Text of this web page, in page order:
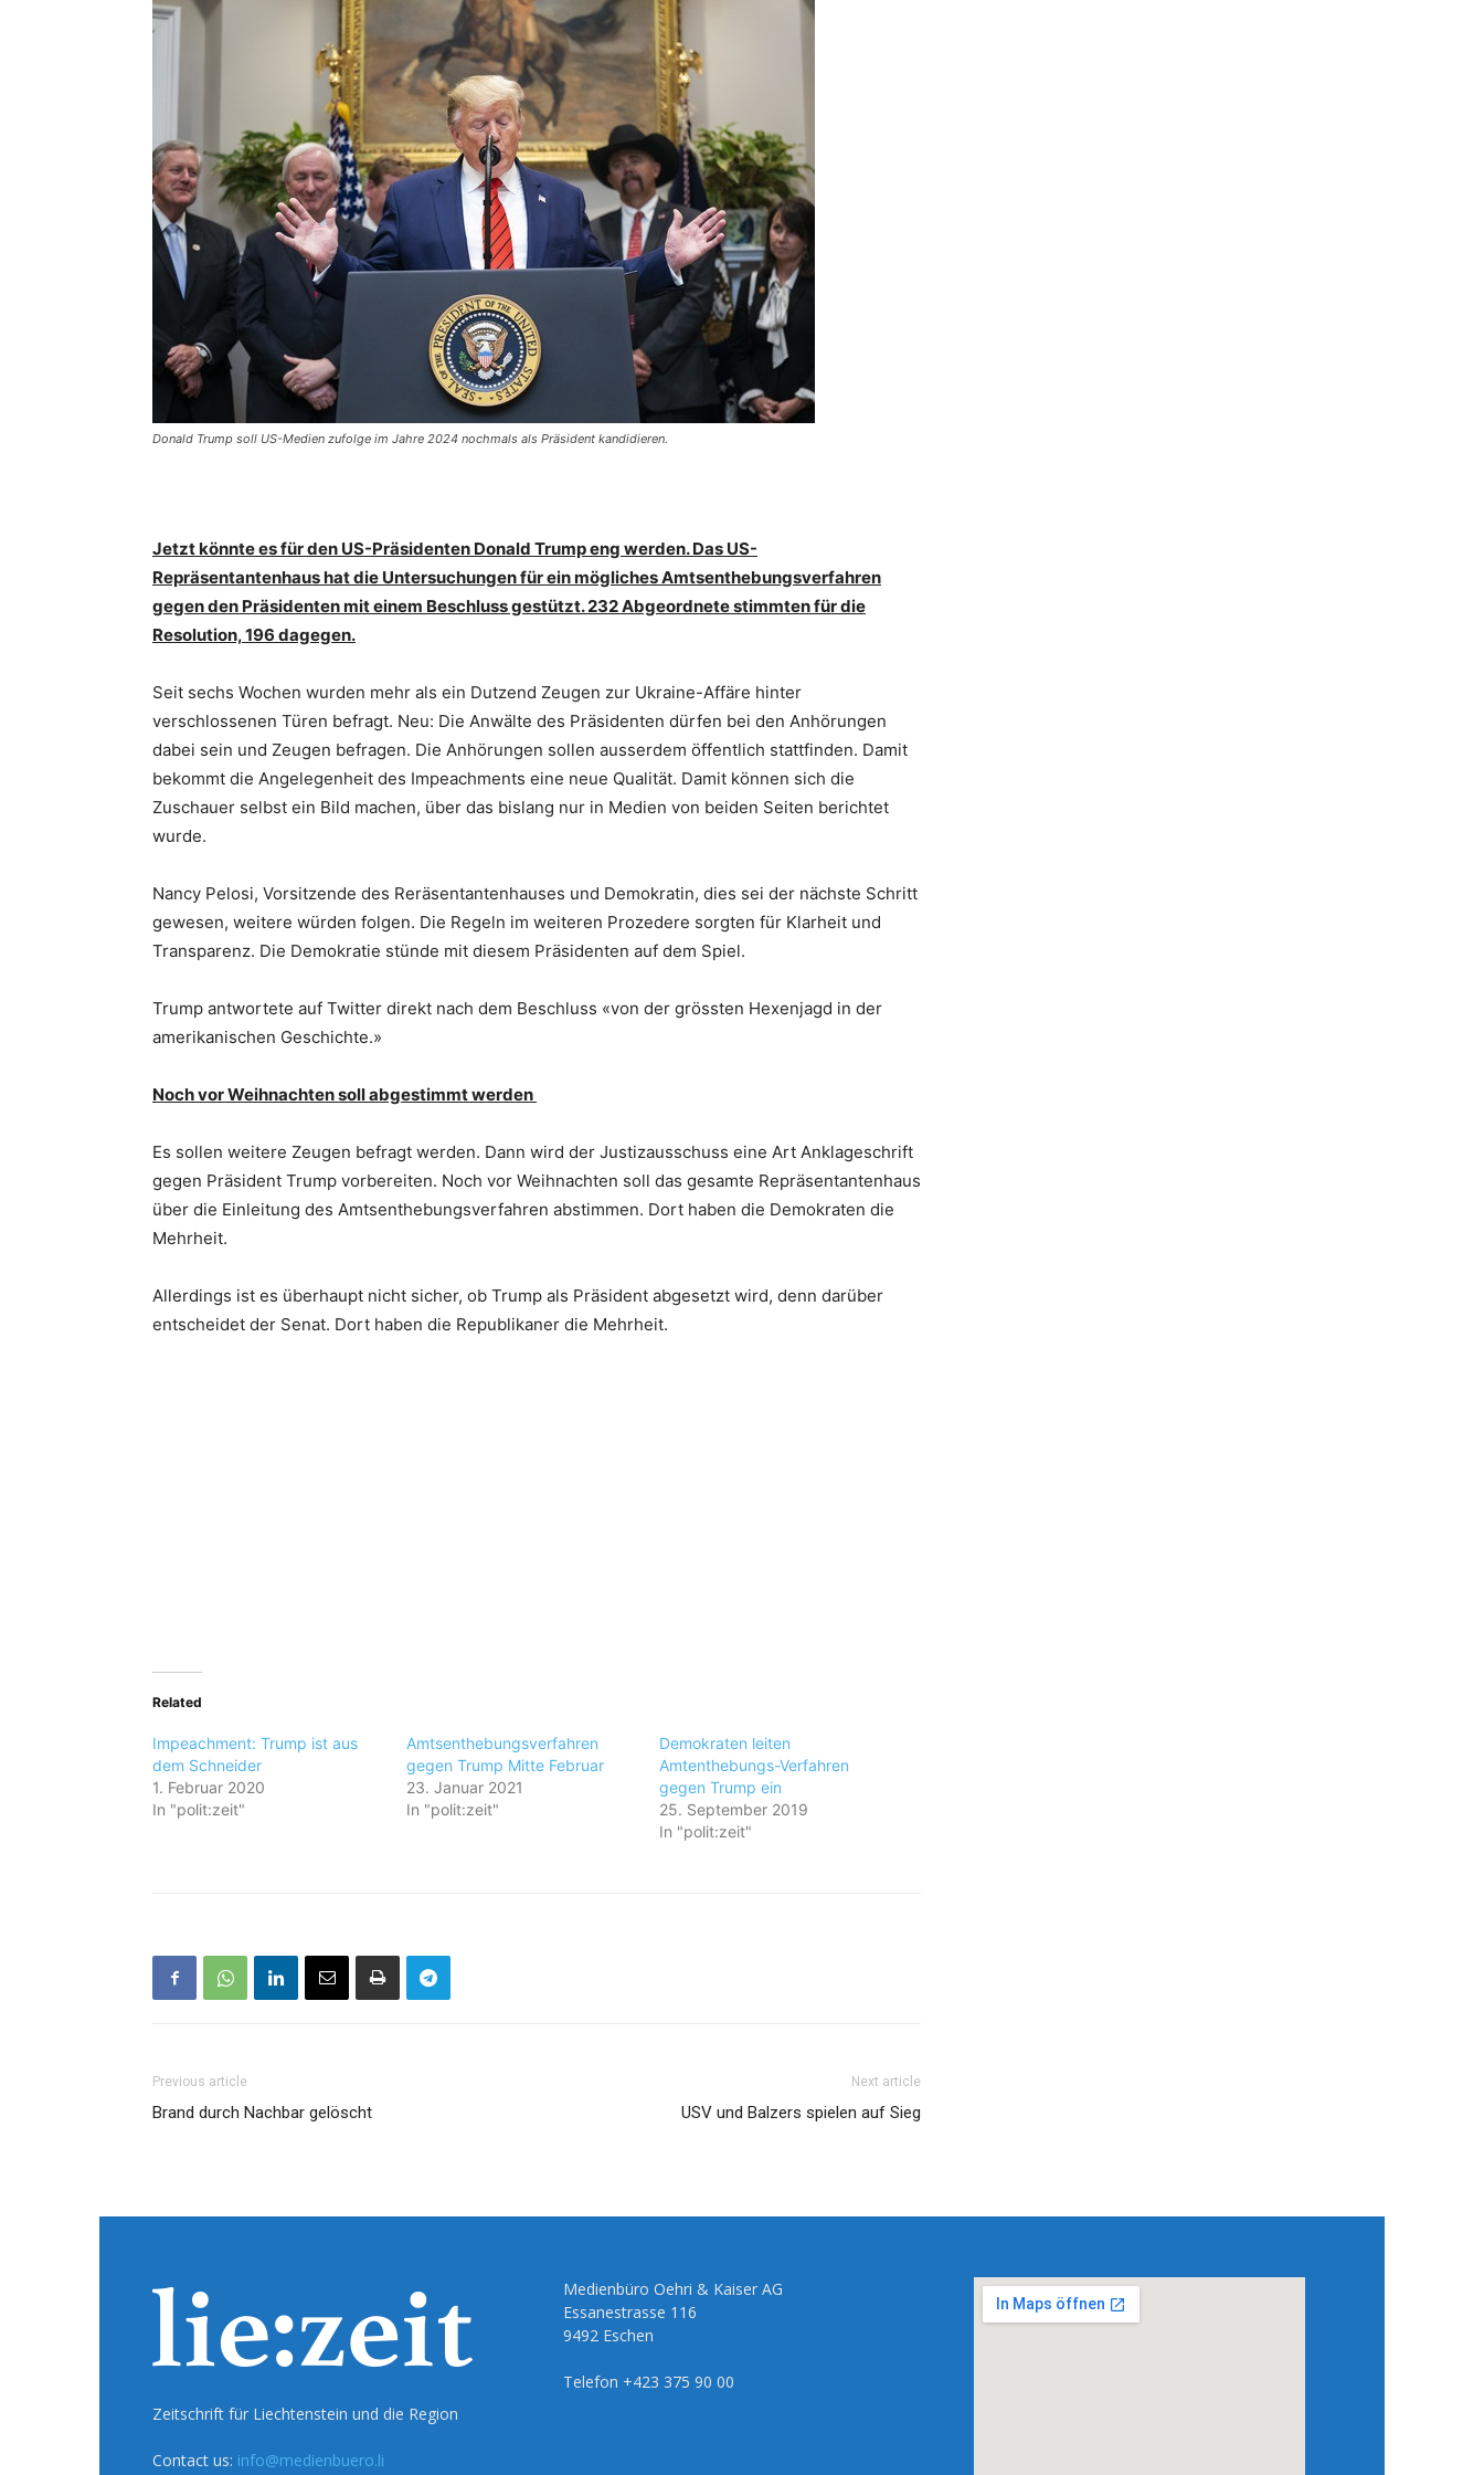
Donald Trump soll US-Medien zufolge im Jahre 2024 nochmals als Präsident kandidieren.
Jetzt könnte es für den US-Präsidenten Donald Trump eng werden. Das US-
Repräsentantenhaus hat die Untersuchungen für ein mögliches Amtsenthebungsverfahren
gegen den Präsidenten mit einem Beschluss gestützt. 232 Abgeordnete stimmten für die
Resolution, 196 dagegen.
Seit sechs Wochen wurden mehr als ein Dutzend Zeugen zur Ukraine-Affäre hinter
verschlossenen Türen befragt. Neu: Die Anwälte des Präsidenten dürfen bei den Anhörungen
dabei sein und Zeugen befragen. Die Anhörungen sollen ausserdem öffentlich stattfinden. Damit
bekommt die Angelegenheit des Impeachments eine neue Qualität. Damit können sich die
Zuschauer selbst ein Bild machen, über das bislang nur in Medien von beiden Seiten berichtet
wurde.
Nancy Pelosi, Vorsitzende des Reräsentantenhauses und Demokratin, dies sei der nächste Schritt
gewesen, weitere würden folgen. Die Regeln im weiteren Prozedere sorgten für Klarheit und
Transparenz. Die Demokratie stünde mit diesem Präsidenten auf dem Spiel.
Trump antwortete auf Twitter direkt nach dem Beschluss «von der grössten Hexenjagd in der
amerikanischen Geschichte.»
Noch vor Weihnachten soll abgestimmt werden
Es sollen weitere Zeugen befragt werden. Dann wird der Justizausschuss eine Art Anklageschrift
gegen Präsident Trump vorbereiten. Noch vor Weihnachten soll das gesamte Repräsentantenhaus
über die Einleitung des Amtsenthebungsverfahren abstimmen. Dort haben die Demokraten die
Mehrheit.
Allerdings ist es überhaupt nicht sicher, ob Trump als Präsident abgesetzt wird, denn darüber
entscheidet der Senat. Dort haben die Republikaner die Mehrheit.
Related
Impeachment: Trump ist aus
dem Schneider
1. Februar 2020
In "polit:zeit"
Amtsenthebungsverfahren
gegen Trump Mitte Februar
23. Januar 2021
In "polit:zeit"
Demokraten leiten
Amtenthebungs-Verfahren
gegen Trump ein
25. September 2019
In "polit:zeit"
Previous article
Brand durch Nachbar gelöscht
Next article
USV und Balzers spielen auf Sieg
Zeitschrift für Liechtenstein und die Region
Contact us: info@medienbuero.li
Medienbüro Oehri & Kaiser AG
Essanestrasse 116
9492 Eschen
Telefon +423 375 90 00